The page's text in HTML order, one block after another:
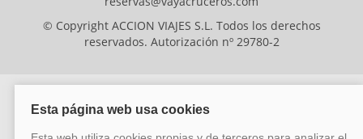
© Copyright ACCION VIAJES S.L. Todos los derechos
reservados. Autorización nº 29780-2